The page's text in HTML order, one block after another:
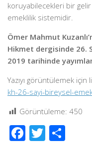
koruyabilecekleri bir
emeklilik sistemidir.
Ömer Mahmut
Hikmet dergisinde 26.
2019 tarihinde
Yazıyı görüntülemek için
kh-26-sayi-bireysel-
Görüntüleme: 450
Facebook
Twitter